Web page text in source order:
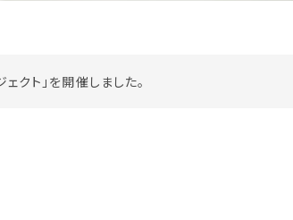
クト」を開催しました。